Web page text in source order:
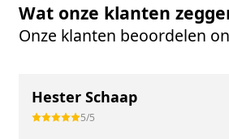
Wat onze klanten
Onze klanten beoordelen
Hester Schaap
5/5